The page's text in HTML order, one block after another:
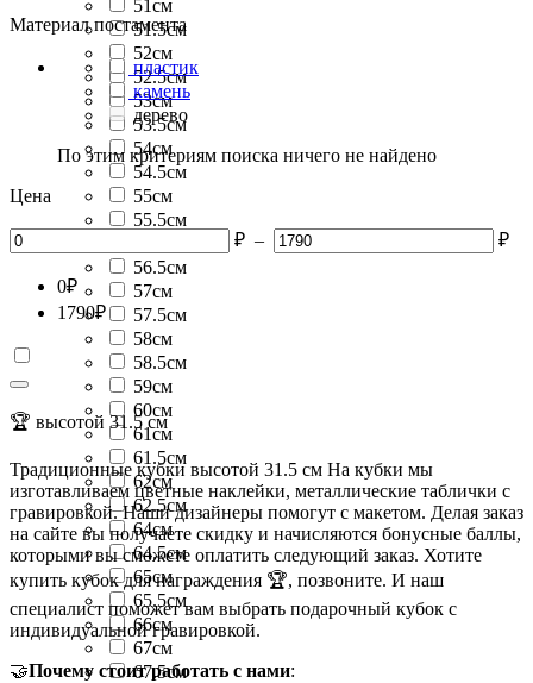
51см
51.5см
52см
52.5см
53см
53.5см
54см
54.5см
55см
55.5см
56.5см
57см
57.5см
58см
58.5см
59см
60см
61см
61.5см
62см
62.5см
64см
64.5см
65см
65.5см
66см
67см
67.5см
Материал постамента
пластик
камень
дерево
По этим критериям поиска ничего не найдено
Цена
₽ – ₽
0₽
1790₽
🏆 высотой 31.5 см
Традиционные кубки высотой 31.5 см На кубки мы
изготавливаем цветные наклейки, металлические таблички с
гравировкой. Наши дизайнеры помогут с макетом. Делая заказ
на сайте вы получаете скидку и начисляются бонусные баллы,
которыми вы сможете оплатить следующий заказ. Хотите
купить кубок для награждения 🏆, позвоните. И наш
специалист поможет вам выбрать подарочный кубок с
индивидуальной гравировкой.
🤝Почему стоит работать с нами: